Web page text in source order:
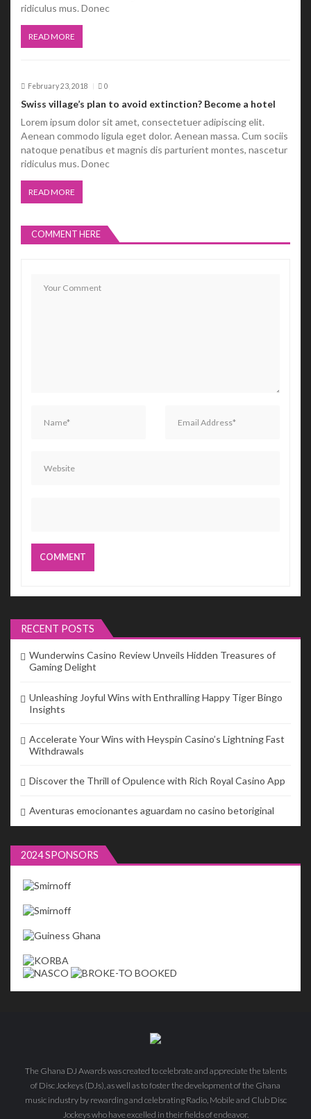
ridiculus mus. Donec
READ MORE
February 23, 2018 0
Swiss village’s plan to avoid extinction? Become a hotel
Lorem ipsum dolor sit amet, consectetuer adipiscing elit.
Aenean commodo ligula eget dolor. Aenean massa. Cum sociis
natoque penatibus et magnis dis parturient montes, nascetur
ridiculus mus. Donec
READ MORE
COMMENT HERE
RECENT POSTS
Wunderwins Casino Review Unveils Hidden Treasures of
Gaming Delight
Unleashing Joyful Wins with Enthralling Happy Tiger Bingo
Insights
Accelerate Your Wins with Heyspin Casino’s Lightning Fast
Withdrawals
Discover the Thrill of Opulence with Rich Royal Casino App
Aventuras emocionantes aguardam no casino betoriginal
2024 SPONSORS
The Ghana DJ Awards was created to celebrate and appreciate the talents
of Disc Jockeys (DJs), as well as to foster the development of the Ghana
music industry by rewarding and celebrating Radio, Mobile and Club Disc
Jockeys who have excelled in their fields of endeavor.